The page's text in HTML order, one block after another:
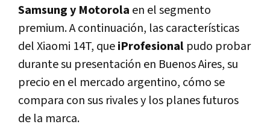
Samsung y Motorola en el segmento
premium. A continuación, las características
del Xiaomi 14T, queiProfesional pudo probar
durante su presentación en Buenos Aires, su
precio en el mercado argentino, cómo se
compara con sus rivales y los planes futuros
de la marca.